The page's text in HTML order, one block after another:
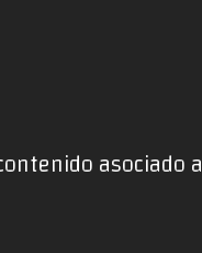
asociado a